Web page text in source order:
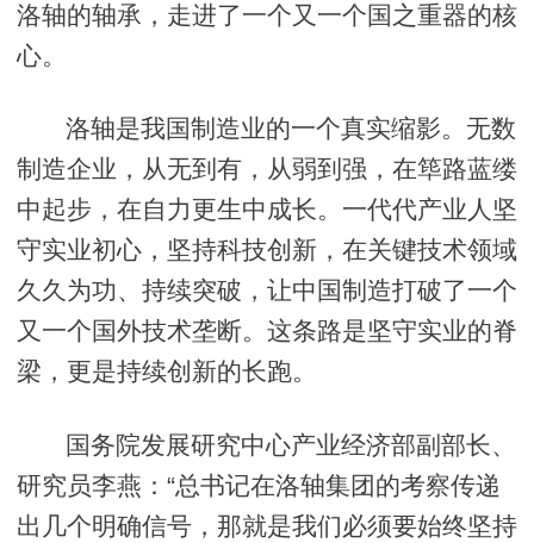
洛轴的轴承，走进了一个又一个国之重器的核
心。
洛轴是我国制造业的一个真实缩影。无数
制造企业，从无到有，从弱到强，在筚路蓝缕
中起步，在自力更生中成长。一代代产业人坚
守实业初心，坚持科技创新，在关键技术领域
久久为功、持续突破，让中国制造打破了一个
又一个国外技术垄断。这条路是坚守实业的脊
梁，更是持续创新的长跑。
国务院发展研究中心产业经济部副部长、
研究员李燕：“总书记在洛轴集团的考察传递
出几个明确信号，那就是我们必须要始终坚持